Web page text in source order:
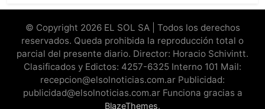
© Copyright 2026 EL SOL SA | Todos los derechos
reservados. Queda prohibida la reproducción total o
parcial del presente diario. Director: Horacio Schivintt.
Clasificados y Edictos: 4257-6325 Interno 101 Mail:
recepcion@elsolnoticias.com.ar Publicidad:
publicidad@elsolnoticias.com.ar Funciona gracias a
BlazeThemes.